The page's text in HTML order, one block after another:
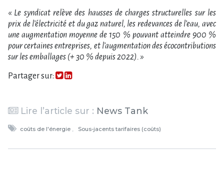
« Le syndicat relève des hausses de charges structurelles sur les
prix de l’électricité et du gaz naturel, les redevances de l’eau, avec
une augmentation moyenne de 150 % pouvant atteindre 900 %
pour certaines entreprises, et l’augmentation des écocontributions
sur les emballages (+ 30 % depuis 2022). »
Partager sur:
Lire l’article sur : News Tank
coûts de l'énergie Sous-jacents tarifaires (coûts)